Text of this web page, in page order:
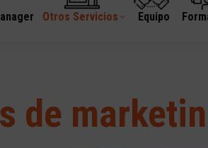
Otros Servicios Equipo
de